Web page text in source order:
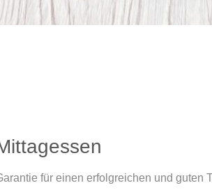
für einen erfolgreichen und guten